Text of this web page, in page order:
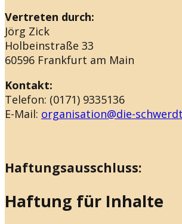
Vertreten durch:
Jörg Zick
Holbeinstraße 33
60596 Frankfurt am Main
Kontakt:
Telefon: (0171) 9335136
E-Mail: organisation@die-
Haftungsausschluss:
Haftung für Inhalte